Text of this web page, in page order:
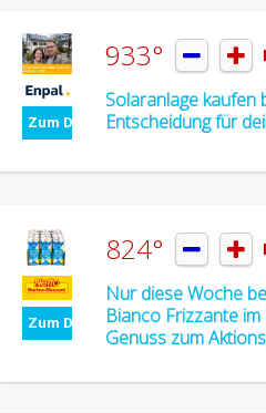
Zum Deal
933°  
Solaranlage kaufen
Entscheidung für
Zum Deal
824°  
Nur diese Woche
Bianco Frizzante
Genuss zum